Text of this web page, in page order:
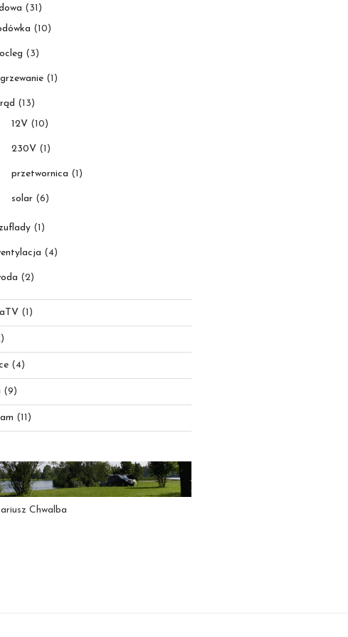
(31)
(10)
(3)
(1)
(13)
12V (10)
230V (1)
przetwornica (1)
solar(6)
(1)
(4)
(2)
(1)
(4)
(9)
(11)
Chwalba